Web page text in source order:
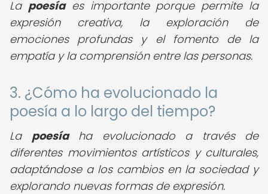
La poesíaes importante porque permite la
expresión creativa, la exploración de
emociones profundas y el fomento de la
empatía y la comprensión entre las personas.
3. ¿Cómo ha evolucionado la
poesía a lo largo del tiempo?
La poesíaha evolucionado a través de
diferentes movimientos artísticos y culturales,
adaptándose a los cambios en la sociedad y
explorando nuevas formas de expresión.